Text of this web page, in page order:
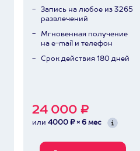
Запись на любое из 3265
развлечений
Мгновенная получение
на e-mail и телефон
Срок действия 180 дней
24 000 ₽
или 4000 ₽ × 6 мес